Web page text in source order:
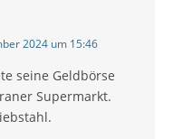
2024 um 15:46
seine Geldbörse
Supermarkt.